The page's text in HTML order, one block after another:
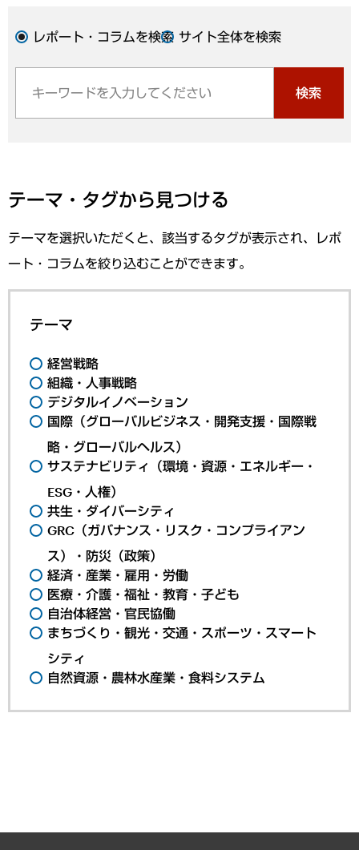
レポート・コラムを検索 サイト全体を検索
検索
テーマ・タグから見つける
テーマを選択いただくと、該当するタグが表示され、レポ
ート・コラムを絞り込むことができます。
テーマ
経営戦略
組織・人事戦略
デジタルイノベーション
国際（グローバルビジネス・開発支援・国際戦
略・グローバルヘルス）
サステナビリティ（環境・資源・エネルギー・
ESG・人権）
共生・ダイバーシティ
GRC（ガバナンス・リスク・コンプライアン
ス）・防災（政策）
経済・産業・雇用・労働
医療・介護・福祉・教育・子ども
自治体経営・官民協働
まちづくり・観光・交通・スポーツ・スマート
シティ
自然資源・農林水産業・食料システム